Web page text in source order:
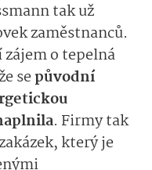
tak už
zaměstnanců.
o tepelná
sepůvodní
. Firmy tak
který je